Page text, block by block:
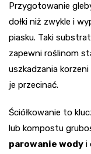
Przygotowanie
dołki niż zwykle i
piasku. Taki
zapewni roślinom
uszkadzania
je przecinać.
Ściółkowanie to
lub kompostu
parowanie wody i